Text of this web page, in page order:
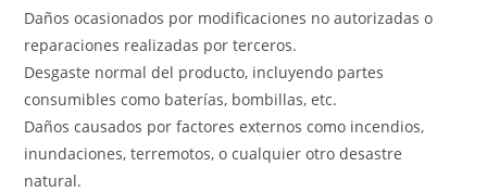
Daños ocasionados por modificaciones no autorizadas o
reparaciones realizadas por terceros.
Desgaste normal del producto, incluyendo partes
consumibles como baterías, bombillas, etc.
Daños causados por factores externos como incendios,
inundaciones, terremotos, o cualquier otro desastre
natural.